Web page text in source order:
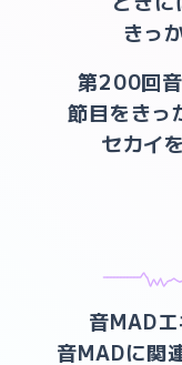
きっ
第200回
節目をきっ
セカイ
音MAD
音MADに関